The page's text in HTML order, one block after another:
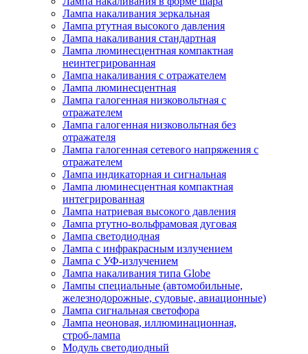
Лампа накаливания зеркальная
Лампа ртутная высокого давления
Лампа накаливания стандартная
Лампа люминесцентная компактная
неинтегрированная
Лампа накаливания с отражателем
Лампа люминесцентная
Лампа галогенная низковольтная с
отражателем
Лампа галогенная низковольтная без
отражателя
Лампа галогенная сетевого напряжения с
отражателем
Лампа индикаторная и сигнальная
Лампа люминесцентная компактная
интегрированная
Лампа натриевая высокого давления
Лампа ртутно-вольфрамовая дуговая
Лампа светодиодная
Лампа с инфракрасным излучением
Лампа с УФ-излучением
Лампа накаливания типа Globe
Лампы специальные (автомобильные,
железнодорожные, судовые, авиационные)
Лампа сигнальная светофора
Лампа неоновая, иллюминационная,
строб-лампа
Модуль светодиодный